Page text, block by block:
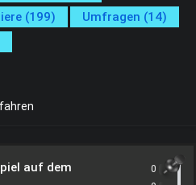
(199)
Umfragen (14)
auf dem
0